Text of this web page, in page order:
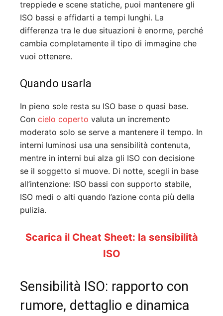
treppiede e scene statiche, puoi mantenere gli
ISO bassi e affidarti a tempi lunghi. La
differenza tra le due situazioni è enorme, perché
cambia completamente il tipo di immagine che
vuoi ottenere.
Quando usarla
In pieno sole resta su ISO base o quasi base.
Con cielo coperto valuta un incremento
moderato solo se serve a mantenere il tempo. In
interni luminosi usa una sensibilità contenuta,
mentre in interni bui alza gli ISO con decisione
se il soggetto si muove. Di notte, scegli in base
all’intenzione: ISO bassi con supporto stabile,
ISO medi o alti quando l’azione conta più della
pulizia.
Scarica il Cheat Sheet: la sensibilità
ISO
Sensibilità ISO: rapporto con
rumore, dettaglio e dinamica